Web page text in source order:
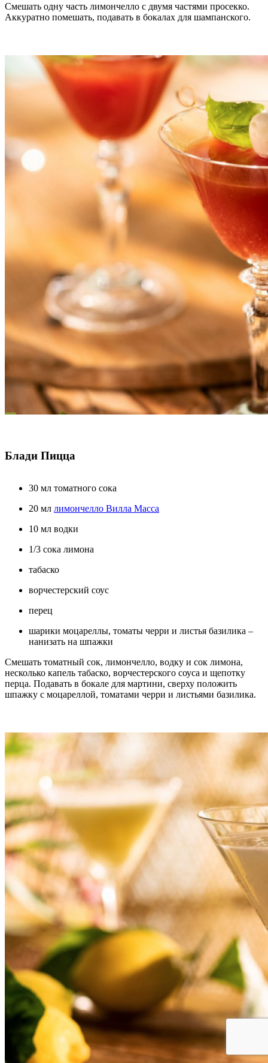
Смешать одну часть лимончелло с двумя частями просекко.
Аккуратно помешать, подавать в бокалах для шампанского.
Блади Пицца
30 мл томатного сока
20 мл лимончелло Вилла Масса
10 мл водки
1/3 сока лимона
табаско
ворчестерский соус
перец
шарики моцареллы, томаты черри и листья базилика –
нанизать на шпажки
Смешать томатный сок, лимончелло, водку и сок лимона,
несколько капель табаско, ворчестерского соуса и щепотку
перца. Подавать в бокале для мартини, сверху положить
шпажку с моцареллой, томатами черри и листьями базилика.